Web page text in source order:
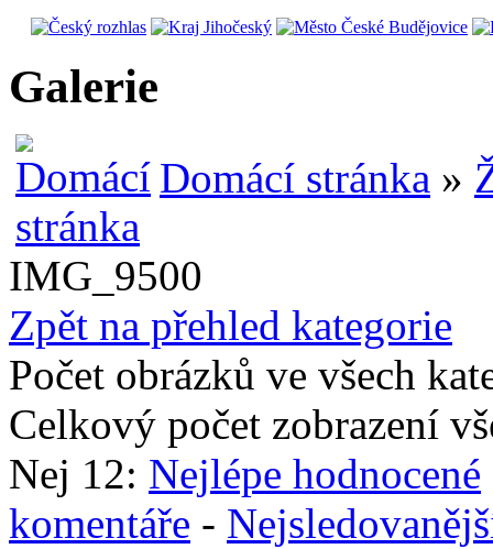
Galerie
Domácí stránka »
IMG_9500
Zpět na přehled kategorie
Počet obrázků ve všech
Celkový počet zobrazení
Nej 12: Nejlépe hodnocené
komentáře -